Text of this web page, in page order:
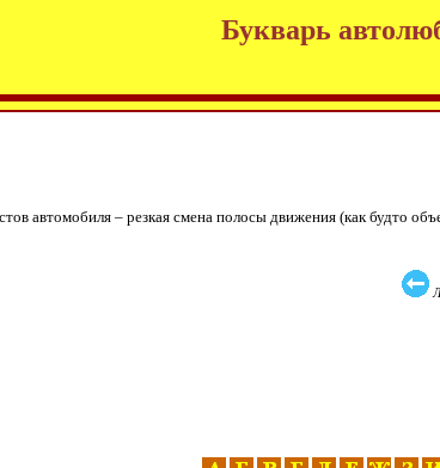
Букварь
автомобиля – резкая смена полосы движения (как будто